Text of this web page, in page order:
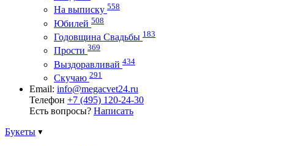
На выписку 558
Юбилей 508
Годовщина Свадьбы 183
Прости 369
Выздоравливай 434
Скучаю 291
Email: info@megacvet24.ru
Телефон +7 (495) 120-24-30
Есть вопросы? Написать
Букеты